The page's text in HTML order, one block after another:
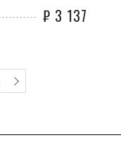
₽ 3 137